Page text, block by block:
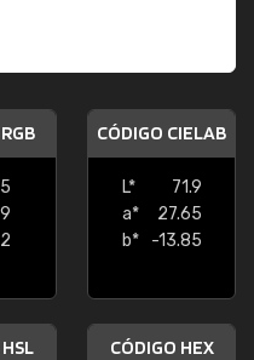
CÓDIGO CIELAB
L*
71.9
a*
27.65
b*
-13.85
CÓDIGO HEX